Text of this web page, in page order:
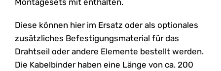
Diese können hier im Ersatz oder als optionales
zusätzliches Befestigungsmaterial für das
Drahtseil oder andere Elemente bestellt werden.
Die Kabelbinder haben eine Länge von ca. 200